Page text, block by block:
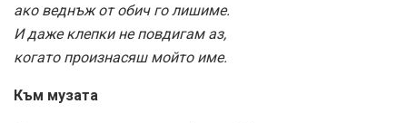
ако веднъж от обич го лишиме.
И даже клепки не повдигам аз,
когато произнасяш мойто име.
Към музата